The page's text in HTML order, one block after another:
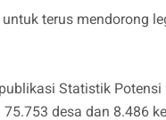
terus mendorong
Statistik
desa dan 8.486